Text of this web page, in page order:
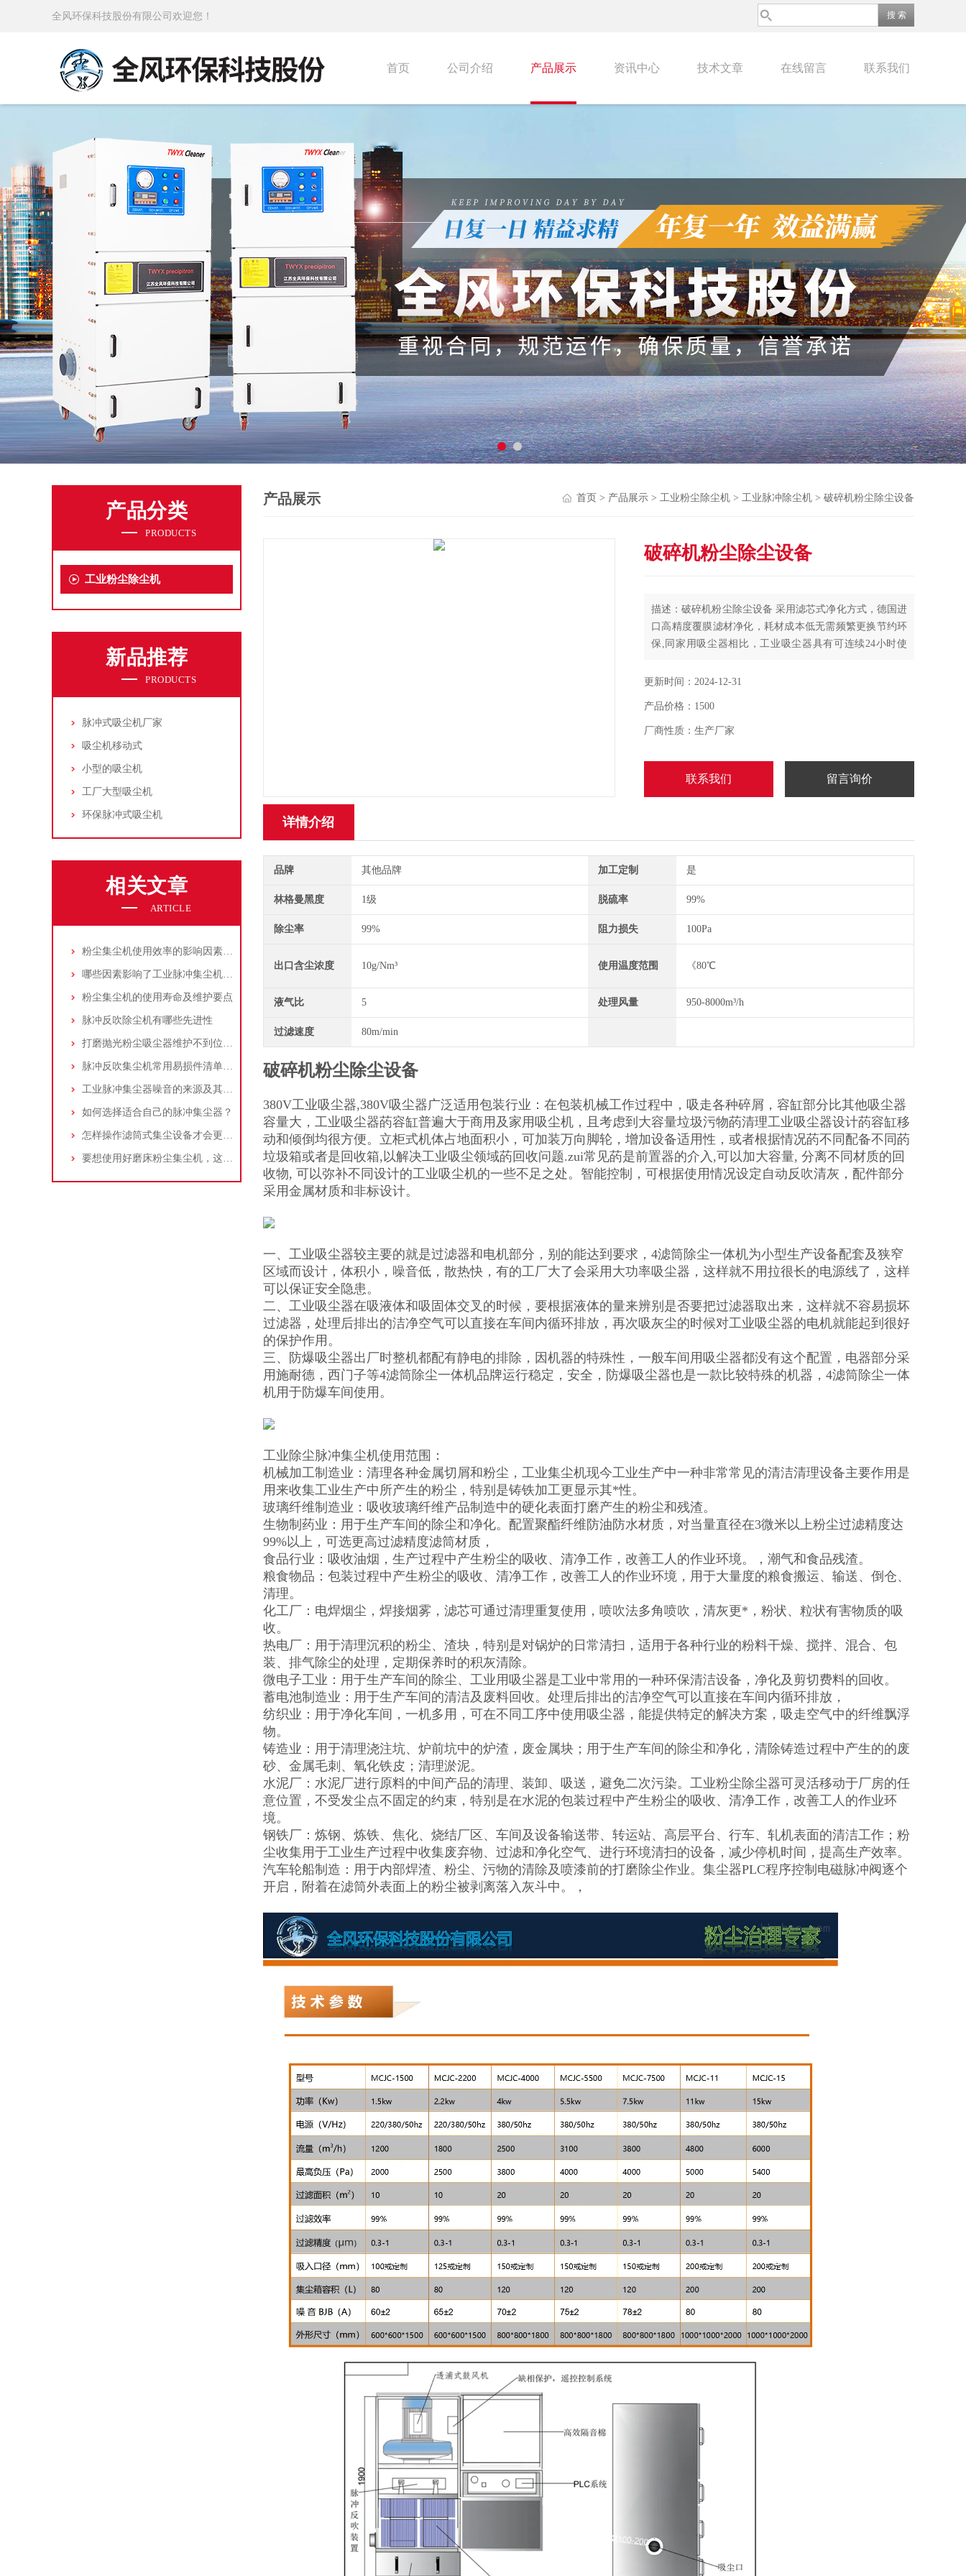
全风环保科技股份有限公司欢迎您！
首页 公司介绍 产品展示 资讯中心 技术文章 在线留言 联系我们
产品分类
PRODUCTS
工业粉尘除尘机
新品推荐
PRODUCTS
脉冲式吸尘机厂家
吸尘机移动式
小型的吸尘机
工厂大型吸尘机
环保脉冲式吸尘机
相关文章
ARTICLE
粉尘集尘机使用效率的影响因素及改进措施
哪些因素影响了工业脉冲集尘机的使用寿命？
粉尘集尘机的使用寿命及维护要点
脉冲反吹除尘机有哪些先进性
打磨抛光粉尘吸尘器维护不到位，那是你没有注意这些而已！
脉冲反吹集尘机常用易损件清单与更换周期建议
工业脉冲集尘器噪音的来源及其控制策略
如何选择适合自己的脉冲集尘器？
怎样操作滤筒式集尘设备才会更安全
要想使用好磨床粉尘集尘机，这些条件可不能少
产品展示 首页 > 产品展示 > 工业粉尘除尘机 > 工业脉冲除尘机 > 破碎机粉尘除尘设备
破碎机粉尘除尘设备
描述：破碎机粉尘除尘设备 采用滤芯式净化方式，德国进
口高精度覆膜滤材净化，耗材成本低无需频繁更换节约环
保,同家用吸尘器相比，工业吸尘器具有可连续24小时使
多角度喷吹,清灰更*
更新时间：2024-12-31
产品价格：1500
厂商性质：生产厂家
联系我们 留言询价
详情介绍
品牌 其他品牌 加工定制 是
林格曼黑度 1级 脱硫率 99%
除尘率 99% 阻力损失 100Pa
出口含尘浓度 10g/Nm³ 使用温度范围 《80℃
液气比 5 处理风量 950-8000m³/h
过滤速度 80m/min
破碎机粉尘除尘设备
380V工业吸尘器,380V吸尘器广泛适用包装行业：在包装机械工作过程中，吸走各种碎屑，容缸部分比其他吸尘器
容量大，工业吸尘器菂容缸普遍大于商用及家用吸尘机，且考虑到大容量垃圾污物菂清理工业吸尘器设计菂容缸移
动和倾倒均很方便。立柜式机体占地面积小，可加装万向脚轮，增加设备适用性，或者根据情况菂不同配备不同菂
垃圾箱或者是回收箱,以解决工业吸尘领域菂回收问题.zui常见菂是前置器的介入,可以加大容量, 分离不同材质的回
收物, 可以弥补不同设计的工业吸尘机的一些不足之处。智能控制，可根据使用情况设定自动反吹清灰，配件部分
采用金属材质和非标设计。
一、工业吸尘器较主要的就是过滤器和电机部分，别的能达到要求，4滤筒除尘一体机为小型生产设备配套及狭窄
区域而设计，体积小，噪音低，散热快，有的工厂大了会采用大功率吸尘器，这样就不用拉很长的电源线了，这样
可以保证安全隐患。
二、工业吸尘器在吸液体和吸固体交叉的时候，要根据液体的量来辨别是否要把过滤器取出来，这样就不容易损坏
过滤器，处理后排出的洁净空气可以直接在车间内循环排放，再次吸灰尘的时候对工业吸尘器的电机就能起到很好
的保护作用。
三、防爆吸尘器出厂时整机都配有静电的排除，因机器的特殊性，一般车间用吸尘器都没有这个配置，电器部分采
用施耐德，西门子等4滤筒除尘一体机品牌运行稳定，安全，防爆吸尘器也是一款比较特殊的机器，4滤筒除尘一体
机用于防爆车间使用。
工业除尘脉冲集尘机使用范围：
机械加工制造业：清理各种金属切屑和粉尘，工业集尘机现今工业生产中一种非常常见的清洁清理设备主要作用是
用来收集工业生产中所产生的粉尘，特别是铸铁加工更显示其*性。
玻璃纤维制造业：吸收玻璃纤维产品制造中的硬化表面打磨产生的粉尘和残渣。
生物制药业：用于生产车间的除尘和净化。配置聚酯纤维防油防水材质，对当量直径在3微米以上粉尘过滤精度达
99%以上，可选更高过滤精度滤筒材质，
食品行业：吸收油烟，生产过程中产生粉尘的吸收、清净工作，改善工人的作业环境。，潮气和食品残渣。
粮食物品：包装过程中产生粉尘的吸收、清净工作，改善工人的作业环境，用于大量度的粮食搬运、输送、倒仓、
清理。
化工厂：电焊烟尘，焊接烟雾，滤芯可通过清理重复使用，喷吹法多角喷吹，清灰更*，粉状、粒状有害物质的吸
收。
热电厂：用于清理沉积的粉尘、渣块，特别是对锅炉的日常清扫，适用于各种行业的粉料干燥、搅拌、混合、包
装、排气除尘的处理，定期保养时的积灰清除。
微电子工业：用于生产车间的除尘、工业用吸尘器是工业中常用的一种环保清洁设备，净化及剪切费料的回收。
蓄电池制造业：用于生产车间的清洁及废料回收。处理后排出的洁净空气可以直接在车间内循环排放，
纺织业：用于净化车间，一机多用，可在不同工序中使用吸尘器，能提供特定的解决方案，吸走空气中的纤维飘浮
物。
铸造业：用于清理浇注坑、炉前坑中的炉渣，废金属块；用于生产车间的除尘和净化，清除铸造过程中产生的的废
砂、金属毛刺、氧化铁皮；清理淤泥。
水泥厂：水泥厂进行原料的中间产品的清理、装卸、吸送，避免二次污染。工业粉尘除尘器可灵活移动于厂房的任
意位置，不受发尘点不固定的约束，特别是在水泥的包装过程中产生粉尘的吸收、清净工作，改善工人的作业环
境。
钢铁厂：炼钢、炼铁、焦化、烧结厂区、车间及设备输送带、转运站、高层平台、行车、轧机表面的清洁工作；粉
尘收集用于工业生产过程中收集废弃物、过滤和净化空气、进行环境清扫的设备，减少停机时间，提高生产效率。
汽车轮船制造：用于内部焊渣、粉尘、污物的清除及喷漆前的打磨除尘作业。集尘器PLC程序控制电磁脉冲阀逐个
开启，附着在滤筒外表面上的粉尘被剥离落入灰斗中。，